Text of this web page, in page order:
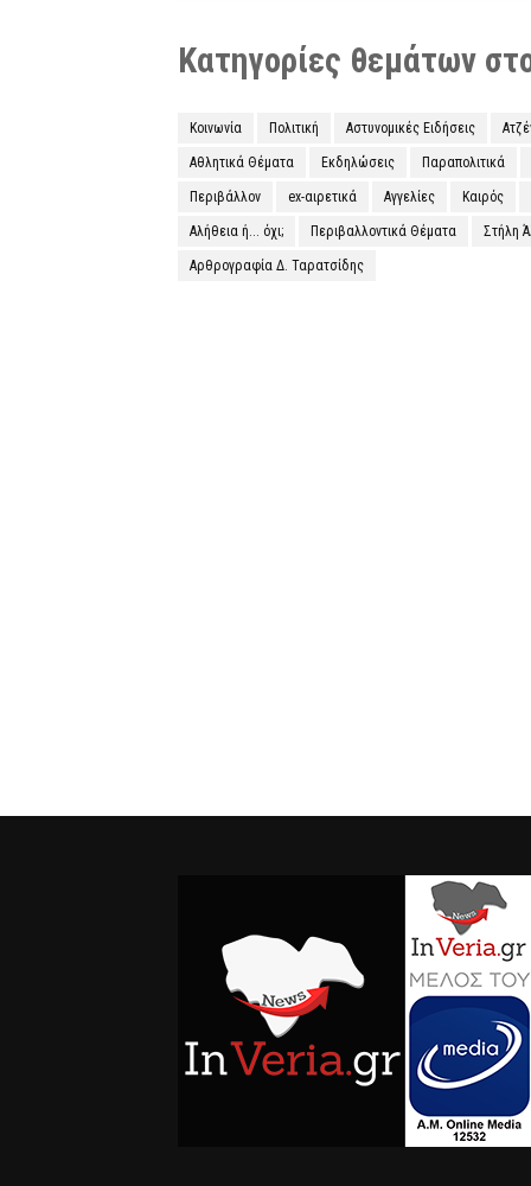
Κατηγορίες θεμάτων
Κοινωνία Πολιτική Αστυνομικές Ειδήσεις
Αθλητικά Θέματα Εκδηλώσεις Παραπολιτικά
Περιβάλλον ex-αιρετικά Αγγελίες Καιρός
Αλήθεια ή... όχι; Περιβαλλοντικά Θέματα Στήλη
Αρθρογραφία Δ. Ταρατσίδης